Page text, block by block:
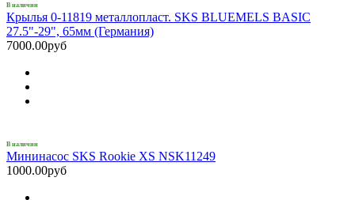
В наличии
Крылья 0-11819 металлопласт. SKS BLUEMELS BASIC
27.5"-29", 65мм (Германия)
7000.00руб
В наличии
Мининасос SKS Rookie XS NSK11249
1000.00руб